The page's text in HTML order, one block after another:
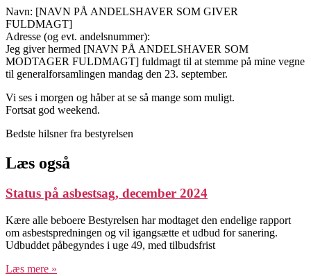
Navn: [NAVN PÅ ANDELSHAVER SOM GIVER
FULDMAGT]
Adresse (og evt. andelsnummer):
Jeg giver hermed [NAVN PÅ ANDELSHAVER SOM
MODTAGER FULDMAGT] fuldmagt til at stemme på mine vegne
til generalforsamlingen mandag den 23. september.
Vi ses i morgen og håber at se så mange som muligt.
Fortsat god weekend.
Bedste hilsner fra bestyrelsen
Læs også
Status på asbestsag, december 2024
Kære alle beboere Bestyrelsen har modtaget den endelige rapport
om asbestspredningen og vil igangsætte et udbud for sanering.
Udbuddet påbegyndes i uge 49, med tilbudsfrist
Læs mere »